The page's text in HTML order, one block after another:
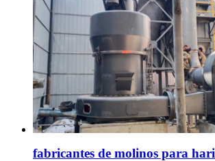
fabricantes de molinos para